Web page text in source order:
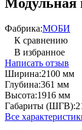
Фабрика:МОБИ
К сравнению
В избранное
Написать отзыв
Ширина:2100 мм
Глубина:361 мм
Высота:1916 мм
Габариты (ШГВ):
Все